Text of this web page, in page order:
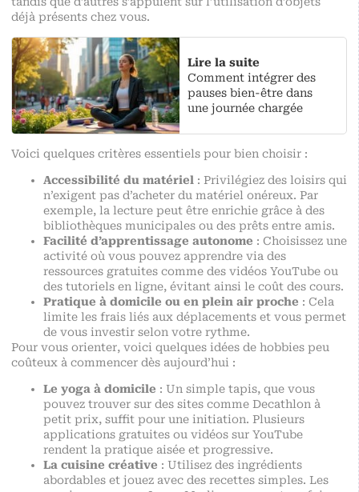
déjà présents chez vous.
Lire la suite
Comment intégrer des
pauses bien-être dans
une journée chargée
Voici quelques critères essentiels pour bien choisir :
Accessibilité du matériel : Privilégiez des loisirs qui
n’exigent pas d’acheter du matériel onéreux. Par
exemple, la lecture peut être enrichie grâce à des
bibliothèques municipales ou des prêts entre amis.
Facilité d’apprentissage autonome : Choisissez une
activité où vous pouvez apprendre via des
ressources gratuites comme des vidéos YouTube ou
des tutoriels en ligne, évitant ainsi le coût des cours.
Pratique à domicile ou en plein air proche : Cela
limite les frais liés aux déplacements et vous permet
de vous investir selon votre rythme.
Pour vous orienter, voici quelques idées de hobbies peu
coûteux à commencer dès aujourd’hui :
Le yoga à domicile : Un simple tapis, que vous
pouvez trouver sur des sites comme Decathlon à
petit prix, suffit pour une initiation. Plusieurs
applications gratuites ou vidéos sur YouTube
rendent la pratique aisée et progressive.
La cuisine créative : Utilisez des ingrédients
abordables et jouez avec des recettes simples. Les